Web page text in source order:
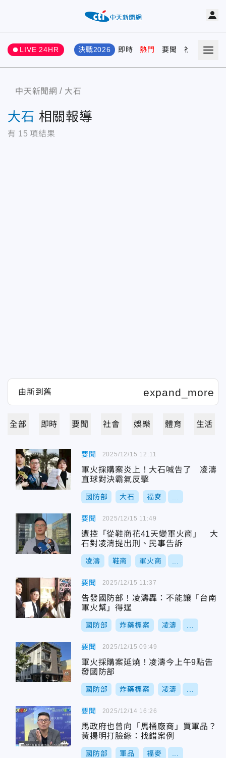
LIVE 24HR 決戰2026 即時 熱門 要聞 社會 娛樂
中天新聞網 大石
大石 相關報導
有 15 項結果
全部 即時 要聞 社會 娛樂 體育 生活
要聞
軍火採購案炎上！大石喊告了 凌濤
直球對決霸氣反擊
國防部 大石 福麥
2025/12/15 12:11
要聞
遭控「從鞋商花41天變軍火商」 大
石對凌濤提出刑、民事告訴
凌濤 鞋商 軍火商
2025/12/15 11:49
要聞
告發國防部！凌濤轟：不能讓「台南
軍火幫」得逞
國防部 炸藥標案 凌濤
2025/12/15 11:37
要聞
軍火採購案延燒！凌濤今上午9點告
發國防部
國防部 炸藥標案 凌濤
2025/12/15 09:49
要聞
馬政府也曾向「馬桶廠商」買軍品？
黃揚明打臉綠：找錯案例
國防部 軍品 福麥
2025/12/14 16:26